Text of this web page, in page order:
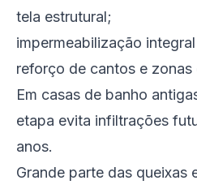
tela estrutural;
impermeabilização
reforço de cantos e zonas
Em casas de banho
etapa evita infiltrações
anos.
Grande parte das queixas